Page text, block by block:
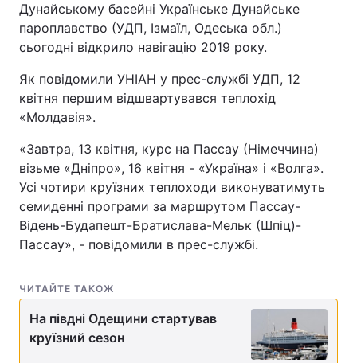
Дунайському басейні Українське Дунайське
пароплавство (УДП, Ізмаїл, Одеська обл.)
сьогодні відкрило навігацію 2019 року.
Як повідомили УНІАН у прес-службі УДП, 12
квітня першим відшвартувався теплохід
«Молдавія».
«Завтра, 13 квітня, курс на Пассау (Німеччина)
візьме «Дніпро», 16 квітня - «Україна» і «Волга».
Усі чотири круїзних теплоходи виконуватимуть
семиденні програми за маршрутом Пассау-
Відень-Будапешт-Братислава-Мельк (Шпіц)-
Пассау», - повідомили в прес-службі.
ЧИТАЙТЕ ТАКОЖ
На півдні Одещини стартував
круїзний сезон